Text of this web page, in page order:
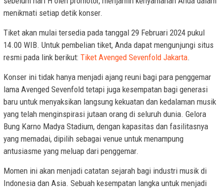
menikmati setiap detik konser.
Tiket akan mulai tersedia pada tanggal 29 Februari 2024 pukul
14.00 WIB. Untuk pembelian tiket, Anda dapat mengunjungi situs
resmi pada link berikut: Tiket Avenged Sevenfold Jakarta.
Konser ini tidak hanya menjadi ajang reuni bagi para penggemar
lama Avenged Sevenfold tetapi juga kesempatan bagi generasi
baru untuk menyaksikan langsung kekuatan dan kedalaman musik
yang telah menginspirasi jutaan orang di seluruh dunia. Gelora
Bung Karno Madya Stadium, dengan kapasitas dan fasilitasnya
yang memadai, dipilih sebagai venue untuk menampung
antusiasme yang meluap dari penggemar.
Momen ini akan menjadi catatan sejarah bagi industri musik di
Indonesia dan Asia. Sebuah kesempatan langka untuk menjadi